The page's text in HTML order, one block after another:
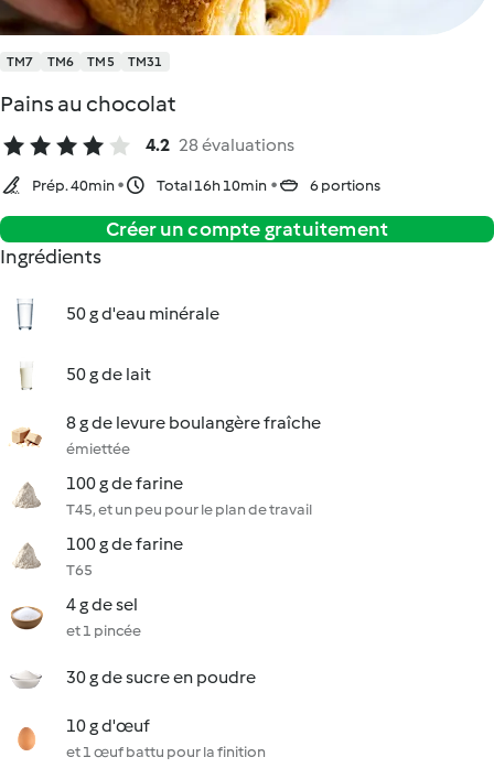
TM7 TM6 TM5 TM31
Pains au chocolat
4.2 28 évaluations
Prép. 40min Total 16h 10min 6 portions
Créer un compte gratuitement
Ingrédients
50 g d'eau minérale
50 g de lait
8 g de levure boulangère fraîche
émiettée
100 g de farine
T45, et un peu pour le plan de travail
100 g de farine
T65
4 g de sel
et 1 pincée
30 g de sucre en poudre
10 g d'œuf
et 1 œuf battu pour la finition